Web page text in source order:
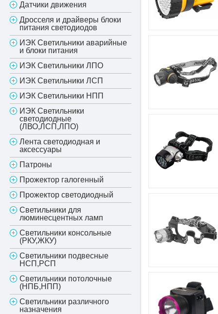
Датчики движения
Дросселя и драйверы блоки
питания светодиодов
ИЭК Светильники аварийные
и блоки питания
ИЭК Светильники ЛПО
ИЭК Светильники ЛСП
ИЭК Светильники НПП
ИЭК Светильники
светодиодные
(ЛВО,ЛСП,ЛПО)
Лента светодиодная и
аксессуары
Патроны
Прожектор галогенный
Прожектор светодиодный
Светильники для
люминесцентных ламп
Светильники консольные
(РКУ,ЖКУ)
Светильники подвесные
НСП,РСП
Светильники потолочные
(НПБ,НПП)
Светильники различного
назначения